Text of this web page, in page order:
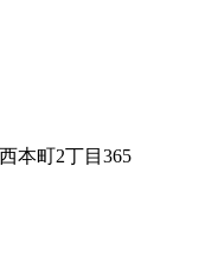
本町2丁目365